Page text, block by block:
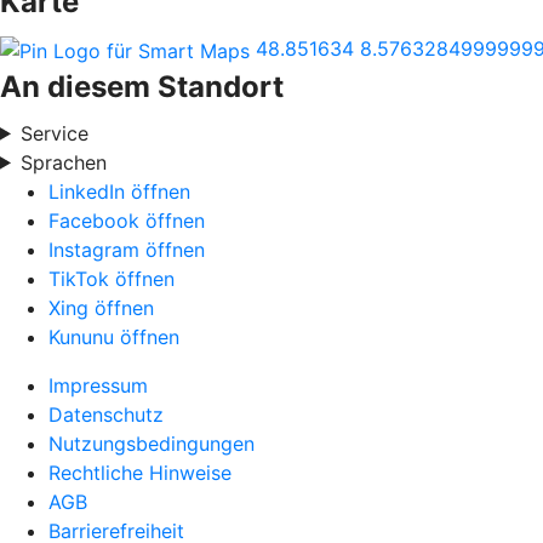
48.851634
An diesem Standort
Service
Sprachen
LinkedIn öffnen
Facebook öffnen
Instagram öffnen
TikTok öffnen
Xing öffnen
Kununu öffnen
Impressum
Datenschutz
Nutzungsbedingungen
Rechtliche Hinweise
AGB
Barrierefreiheit